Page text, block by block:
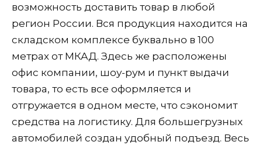
возможность доставить товар в любой
регион России. Вся продукция находится на
складском комплексе буквально в 100
метрах от МКАД. Здесь же расположены
офис компании, шоу-рум и пункт выдачи
товара, то есть все оформляется и
отгружается в одном месте, что сэкономит
средства на логистику. Для большегрузных
автомобилей создан удобный подъезд. Весь